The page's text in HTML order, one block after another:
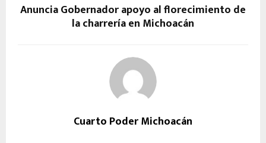
Anuncia Gobernador apoyo al florecimiento de
la charrería en Michoacán
Cuarto Poder Michoacán